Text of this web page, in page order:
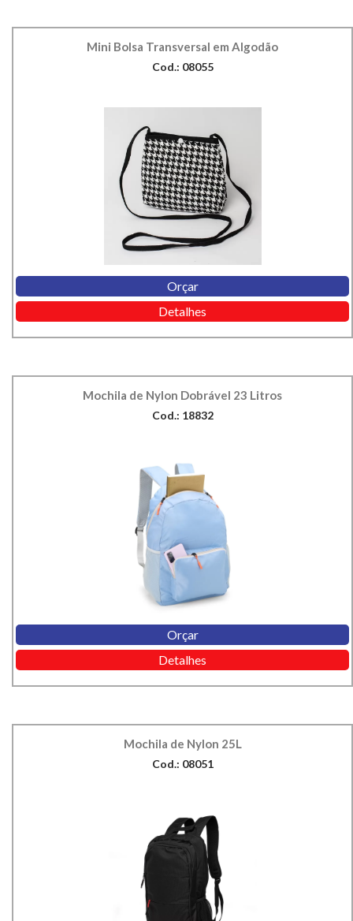
Mini Bolsa Transversal em Algodão
Cod.: 08055
Orçar
Detalhes
Mochila de Nylon Dobrável 23 Litros
Cod.: 18832
Orçar
Detalhes
Mochila de Nylon 25L
Cod.: 08051